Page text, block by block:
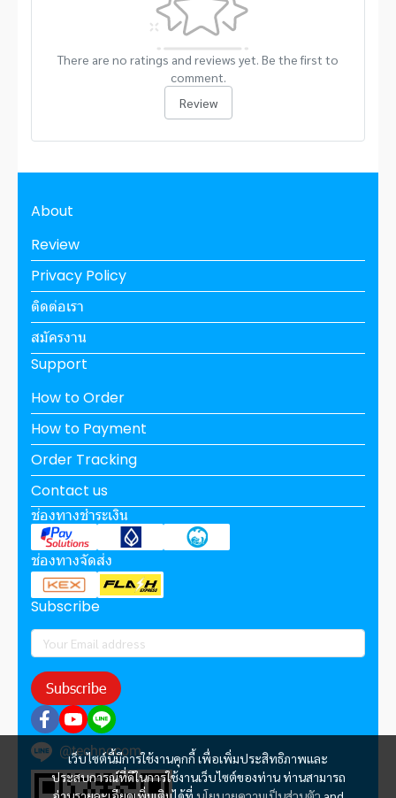
There are no ratings and reviews yet. Be the first to
comment.
Review
เว็บไซต์นี้มีการใช้งานคุกกี้ เพื่อเพิ่มประสิทธิภาพและ
ประสบการณ์ที่ดีในการใช้งานเว็บไซต์ของท่าน ท่านสามารถ
About
Review
Privacy Policy
ติดต่อเรา
สมัครงาน
Support
How to Order
How to Payment
Order Tracking
Contact us
ช่องทางชำระเงิน
ช่องทางจัดส่ง
Subscribe
Subscribe
@technocom